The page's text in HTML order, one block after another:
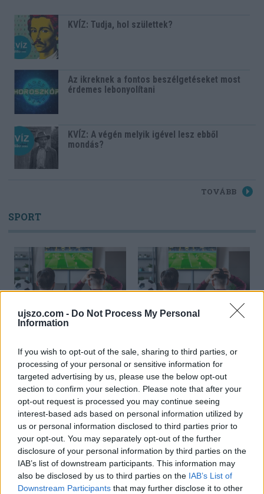
ujszo.com - Do Not Process My Personal
Information
If you wish to opt-out of the sale, sharing to third parties, or
processing of your personal or sensitive information for
targeted advertising by us, please use the below opt-out
section to confirm your selection. Please note that after your
opt-out request is processed you may continue seeing
interest-based ads based on personal information utilized by
us or personal information disclosed to third parties prior to
your opt-out. You may separately opt-out of the further
disclosure of your personal information by third parties on the
IAB’s list of downstream participants. This information may
also be disclosed by us to third parties on the IAB’s List of
Downstream Participants that may further disclose it to other
KVÍZ: Tudja, hol születtek?
Az ikreknek a fontos beszélgetéseket most
érdemes lebonyolítani
KVÍZ: A végén melyik igével lesz ebből
mondás?
TOVÁBB
SPORT
Utolsó forduló jön a BL
világbajnokságon
Pihenőnap a kézi vébén és a képernyő előtt
is
Képernyőn a Manchester United, a
Barcelona és a Milan is